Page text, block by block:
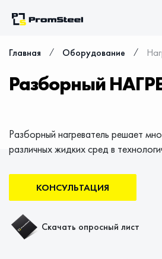
Главная ⁄ Оборудование ⁄
Разборный
Разборный нагреватель решает
различных жидких сред в
КОНСУЛЬТАЦИЯ
Скачать опросный лист